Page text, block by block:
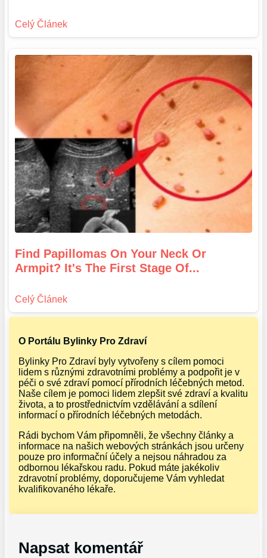
Find Papillomas On Your Neck Or
Armpit? It's The First Stage Of...
O Portálu Bylinky Pro Zdraví
Bylinky Pro Zdraví byly vytvořeny s cílem pomoci
lidem s různými zdravotními problémy a podpořit je v
péči o své zdraví pomocí přírodních léčebných metod.
Naše cílem je pomoci lidem zlepšit své zdraví a kvalitu
života, a to prostřednictvím vzdělávání a sdílení
informací o přírodních léčebných metodách.
Rádi bychom Vám připomněli, že všechny články a
informace na našich webových stránkách jsou určeny
pouze pro informační účely a nejsou náhradou za
odbornou lékařskou radu. Pokud máte jakékoliv
zdravotní problémy, doporučujeme Vám vyhledat
kvalifikovaného lékaře.
Napsat komentář